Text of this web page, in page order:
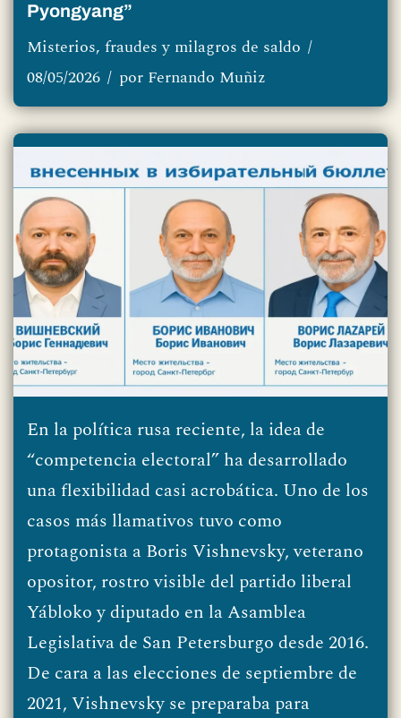
Pyongyang”
Misterios, fraudes y milagros de saldo
08/05/2026
por Fernando Muñiz
En la política rusa reciente, la idea de
“competencia electoral” ha desarrollado
una flexibilidad casi acrobática. Uno de los
casos más llamativos tuvo como
protagonista a Boris Vishnevsky, veterano
opositor, rostro visible del partido liberal
Yábloko y diputado en la Asamblea
Legislativa de San Petersburgo desde 2016.
De cara a las elecciones de septiembre de
2021, Vishnevsky se preparaba para